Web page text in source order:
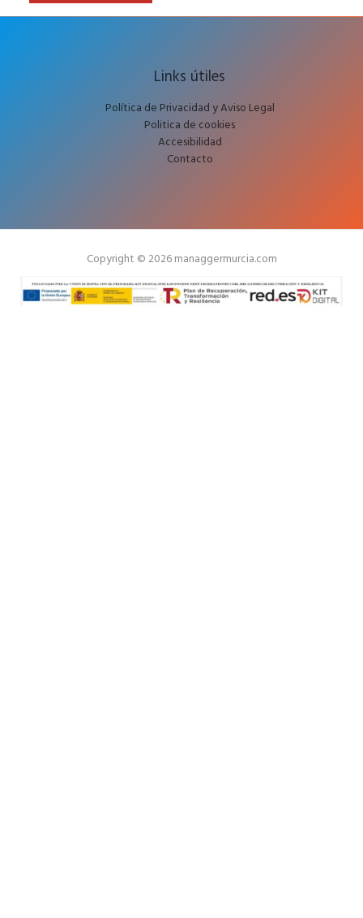
Links útiles
Política de Privacidad y Aviso Legal
Politica de cookies
Accesibilidad
Contacto
Copyright © 2026 managgermurcia.com